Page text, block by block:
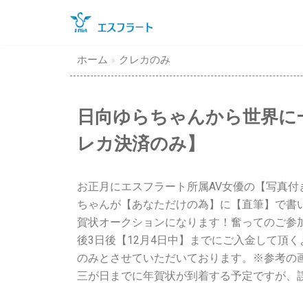
ホーム » クレカのみ
日向ゆらちゃんから世界
レカ決済のみ】
お正月にエスフラート所属AV女優の【写真
ちゃんが【あなただけの為】に【直筆】で
賀状オークションになります！奮ってのご
後3日後【12月4日中】までにご入金して頂
のみとさせていただいております。※参考の
三が日までに年賀状が到着する予定ですが、